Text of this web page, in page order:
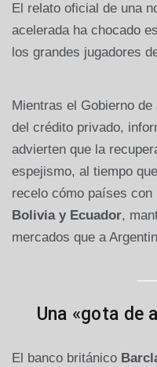
El relato oficial de una
acelerada ha chocado
los grandes jugadores
Mientras el Gobierno
del crédito privado,
advierten que la
espejismo, al tiempo
recelo cómo países
Bolivia y Ecuador,
mercados que a
Una «gota de
El banco británico